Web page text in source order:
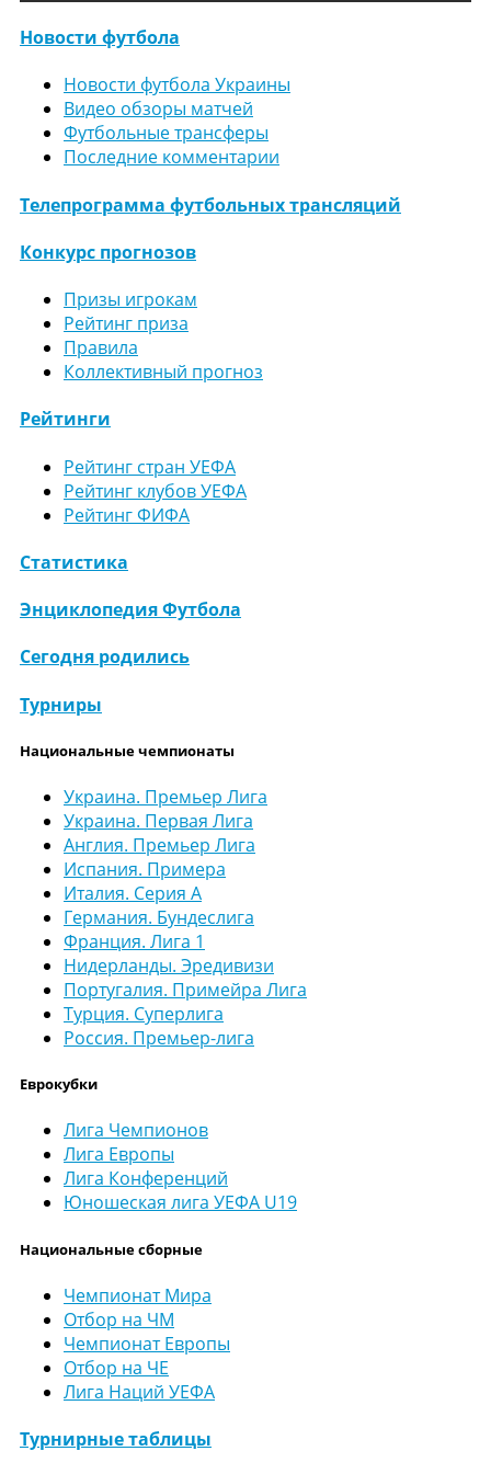
Новости футбола
Новости футбола Украины
Видео обзоры матчей
Футбольные трансферы
Последние комментарии
Телепрограмма футбольных трансляций
Конкурс прогнозов
Призы игрокам
Рейтинг приза
Правила
Коллективный прогноз
Рейтинги
Рейтинг стран УЕФА
Рейтинг клубов УЕФА
Рейтинг ФИФА
Статистика
Энциклопедия Футбола
Сегодня родились
Турниры
Национальные чемпионаты
Украина. Премьер Лига
Украина. Первая Лига
Англия. Премьер Лига
Испания. Примера
Италия. Серия А
Германия. Бундеслига
Франция. Лига 1
Нидерланды. Эредивизи
Португалия. Примейра Лига
Турция. Суперлига
Россия. Премьер-лига
Еврокубки
Лига Чемпионов
Лига Европы
Лига Конференций
Юношеская лига УЕФА U19
Национальные сборные
Чемпионат Мира
Отбор на ЧМ
Чемпионат Европы
Отбор на ЧЕ
Лига Наций УЕФА
Турнирные таблицы